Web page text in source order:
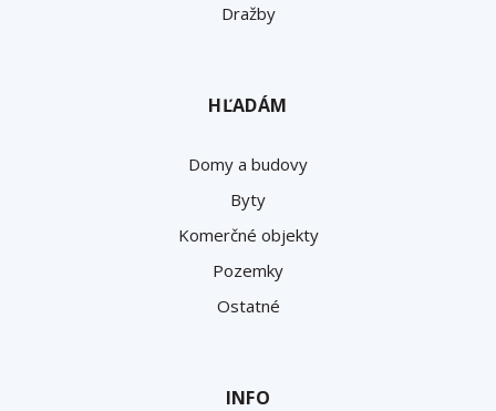
Dražby
HĽADÁM
Domy a budovy
Byty
Komerčné objekty
Pozemky
Ostatné
INFO